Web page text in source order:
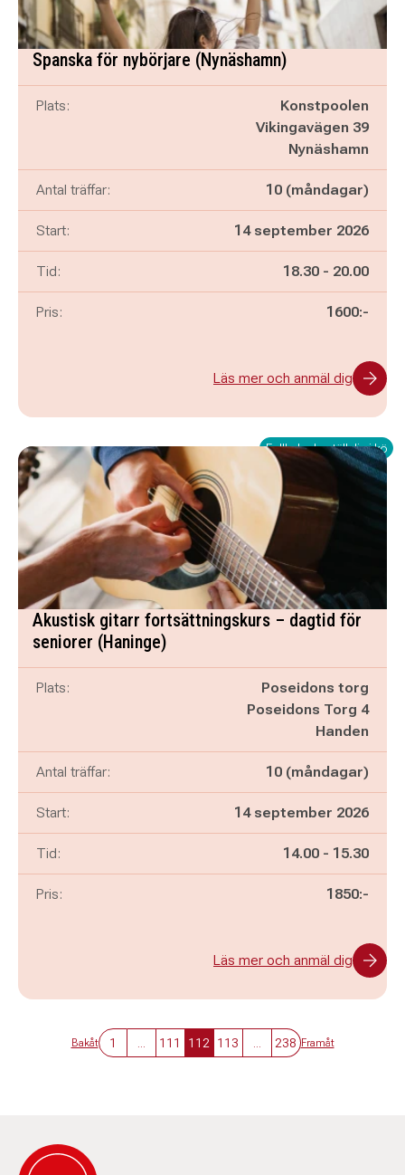
Spanska för nybörjare (Nynäshamn)
Plats:
Konstpoolen
Vikingavägen 39
Nynäshamn
Antal träffar: 10 (måndagar)
Start: 14 september 2026
Tid: Pågår mellan
18.30 - och
20.00
Pris: 1600:-
Läs mer och anmäl dig
Fullbokad - ställ dig i kö
Akustisk gitarr fortsättningskurs – dagtid för
seniorer (Haninge)
Plats:
Poseidons torg
Poseidons Torg 4
Handen
Antal träffar: 10 (måndagar)
Start: 14 september 2026
Tid: Pågår mellan
14.00 - och
15.30
Pris: 1850:-
Läs mer och anmäl dig
Bakåt 1 111 112 113 238 Framåt